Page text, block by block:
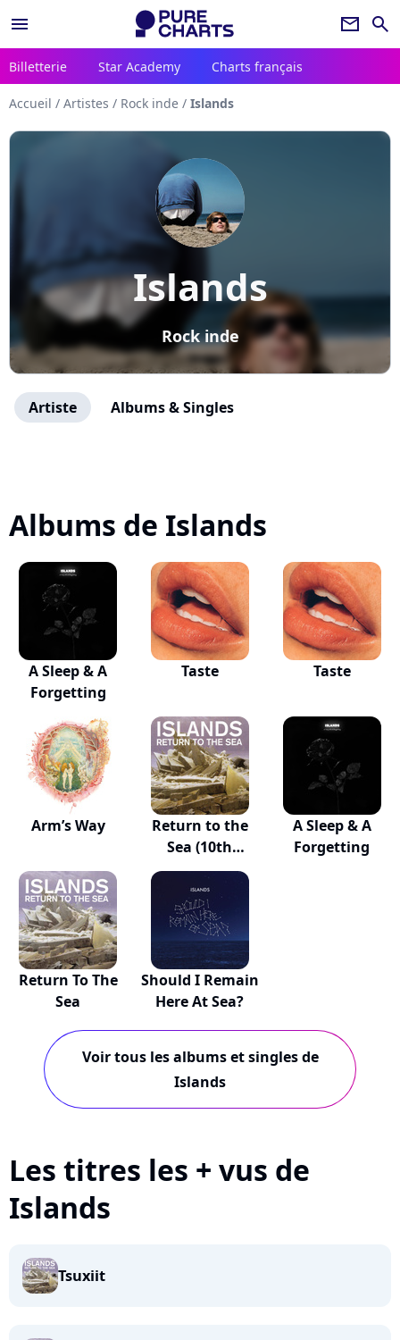
menu newsletter search
Billetterie Star Academy Charts français
Accueil / Artistes / Rock inde / Islands
Islands
Rock inde
Artiste Albums & Singles
Albums de Islands
A Sleep & A
Forgetting
Taste Taste
Arm’s Way
Return to the
Sea (10th
Anniv...
A Sleep & A
Forgetting
Return To The
Sea
Should I Remain
Here At Sea?
Voir tous les albums et singles de
Islands
Les titres les + vus de
Islands
Tsuxiit